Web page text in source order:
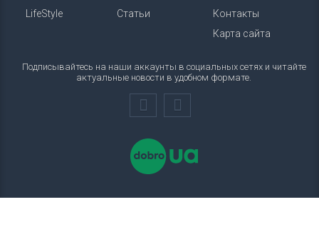
LifeStyle
Статьи
Контакты
Карта сайта
Подписывайтесь на наши аккаунты в социальных сетях и читайте
актуальные новости в удобном формате.